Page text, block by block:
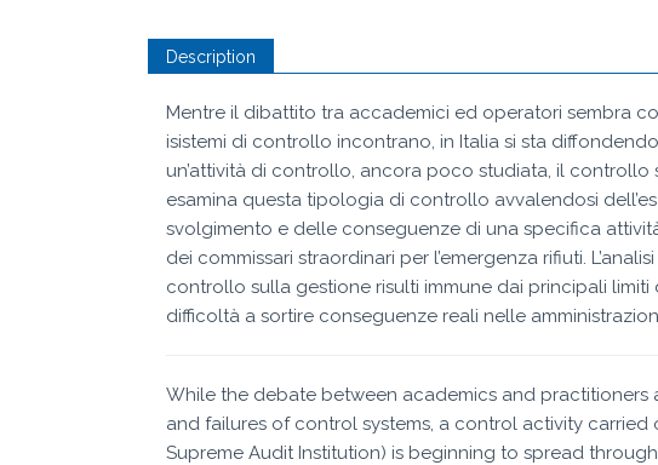
Description
Mentre il dibattito tra accademici ed operatori sembra
isistemi di controllo incontrano, in Italia si sta
un’attività di controllo, ancora poco studiata, il controllo
esamina questa tipologia di controllo avvalendosi
svolgimento e delle conseguenze di una specifica
dei commissari straordinari per l’emergenza rifiuti.
controllo sulla gestione risulti immune dai principali
difficoltà a sortire conseguenze reali nelle
While the debate between academics and
and failures of control systems, a control activity
Supreme Audit Institution) is beginning to spread